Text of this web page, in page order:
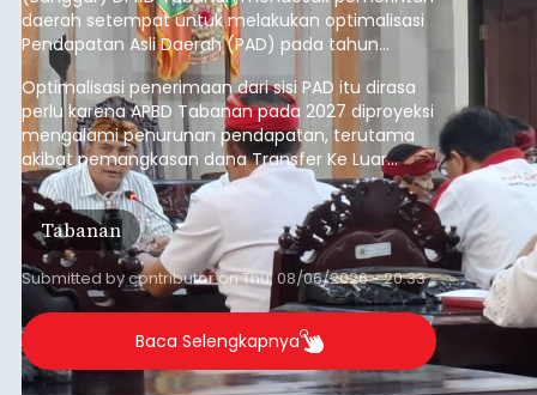
daerah setempat untuk melakukan optimalisasi
Pendapatan Asli Daerah (PAD) pada tahun
anggaran 2027.
Optimalisasi penerimaan dari sisi PAD itu dirasa
perlu karena APBD Tabanan pada 2027 diproyeksi
mengalami penurunan pendapatan, terutama
akibat pemangkasan dana Transfer Ke Luar
Daerah (TKD) dari pemerintah pusat.
Tabanan
Submitted bycontributoronThu, 08/06/2026 - 20:33
Baca Selengkapnya